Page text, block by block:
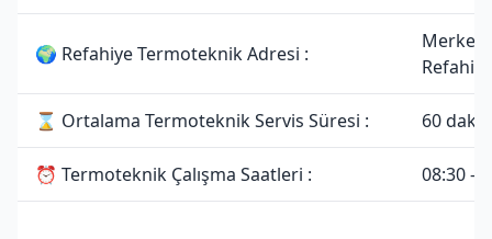
🌍 Refahiye Termoteknik Adresi :
Merkez,
⌛ Ortalama Termoteknik Servis Süresi : 60
⏰ Termoteknik Çalışma Saatleri : 08:30 -